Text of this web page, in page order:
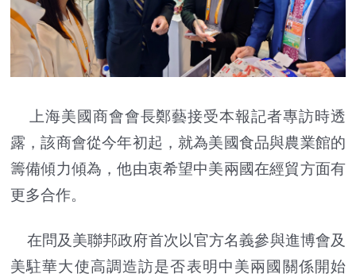
上海美國商會會長鄭藝接受本報記者專訪時透
露，該商會從今年初起，就為美國食品與農業館的
籌備傾力傾為，他由衷希望中美兩國在經貿方面有
更多合作。
在問及美聯邦政府首次以官方名義參與進博會及
美駐華大使高調造訪是否表明中美兩國關係開始